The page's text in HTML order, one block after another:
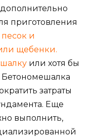
дополнительно
приготовления
и
щебенки.
или хотя бы
Бетономешалка
затраты
Еще
выполнить,
ой